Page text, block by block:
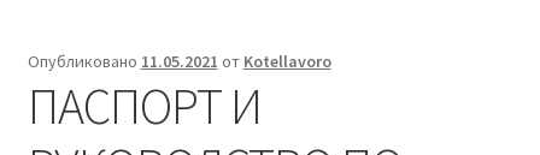
Контакты
Опубликовано 11.05.2021 от Kotellavoro
ПАСПОРТ И